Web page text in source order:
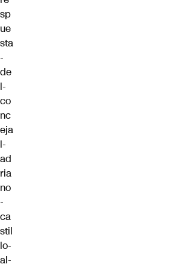
sp
ue
sta
-
de
l-
co
nc
eja
l-
ad
ria
no
-
ca
stil
lo-
al-